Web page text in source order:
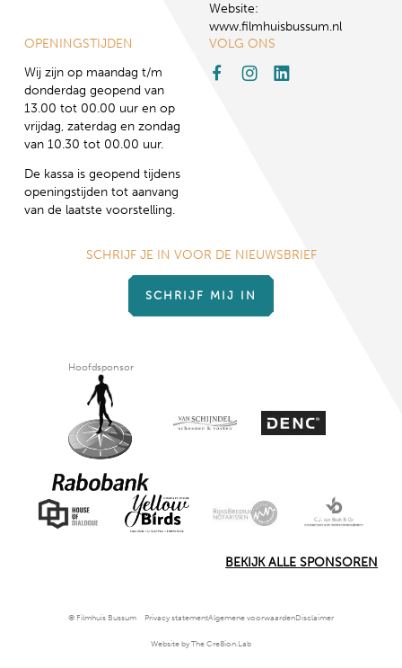
Website:
www.filmhuisbussum.nl
OPENINGSTIJDEN
Wij zijn op maandag t/m
donderdag geopend van
13.00 tot 00.00 uur en op
vrijdag, zaterdag en zondag
van 10.30 tot 00.00 uur.
De kassa is geopend tijdens
openingstijden tot aanvang
van de laatste voorstelling.
VOLG ONS
SCHRIJF JE IN VOOR DE NIEUWSBRIEF
SCHRIJF MIJ IN
Hoofdsponsor
BEKIJK ALLE SPONSOREN
© Filmhuis Bussum Privacy statementAlgemene voorwaardenDisclaimer
Website by The Cre8ion.Lab